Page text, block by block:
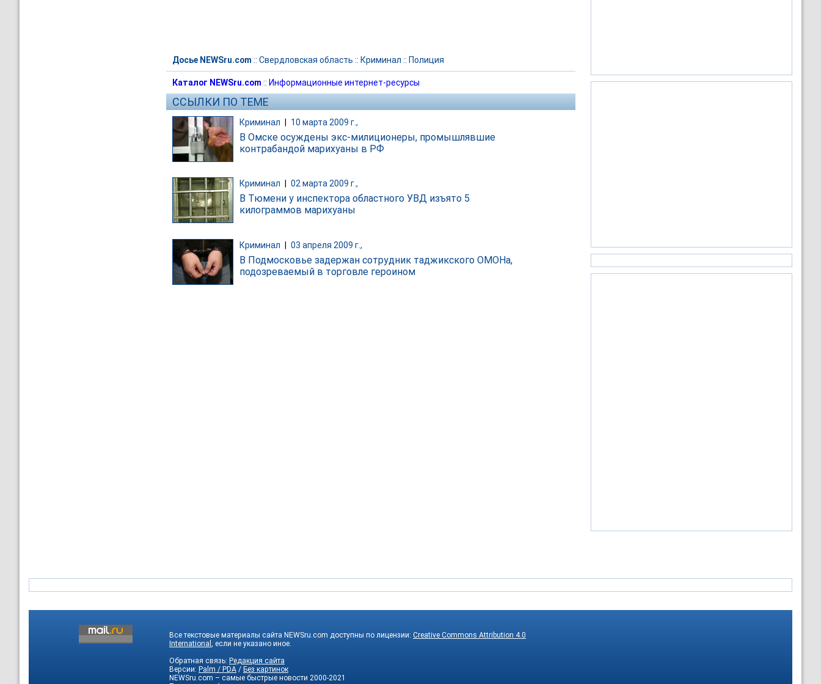
Досье NEWSru.com :: Свердловская область :: Криминал :: Полиция
Каталог NEWSru.com :: Информационные интернет-ресурсы
ССЫЛКИ ПО ТЕМЕ
Криминал 10 марта 2009 г.,
В Омске осуждены экс-милиционеры, промышлявшие
контрабандой марихуаны в РФ
Криминал 02 марта 2009 г.,
В Тюмени у инспектора областного УВД изъято 5
килограммов марихуаны
Криминал | 03 апреля 2009 г.,
В Подмосковье задержан сотрудник таджикского ОМОНа,
подозреваемый в торговле героином
Все текстовые материалы сайта NEWSru.com доступны по лицензии: Creative Commons Attribution 4.0
International
, если не указано иное.
Обратная связь: Редакция сайта
Версии: Palm / PDA / Без картинок
NEWSru.com – самые быстрые новости 2000-2021